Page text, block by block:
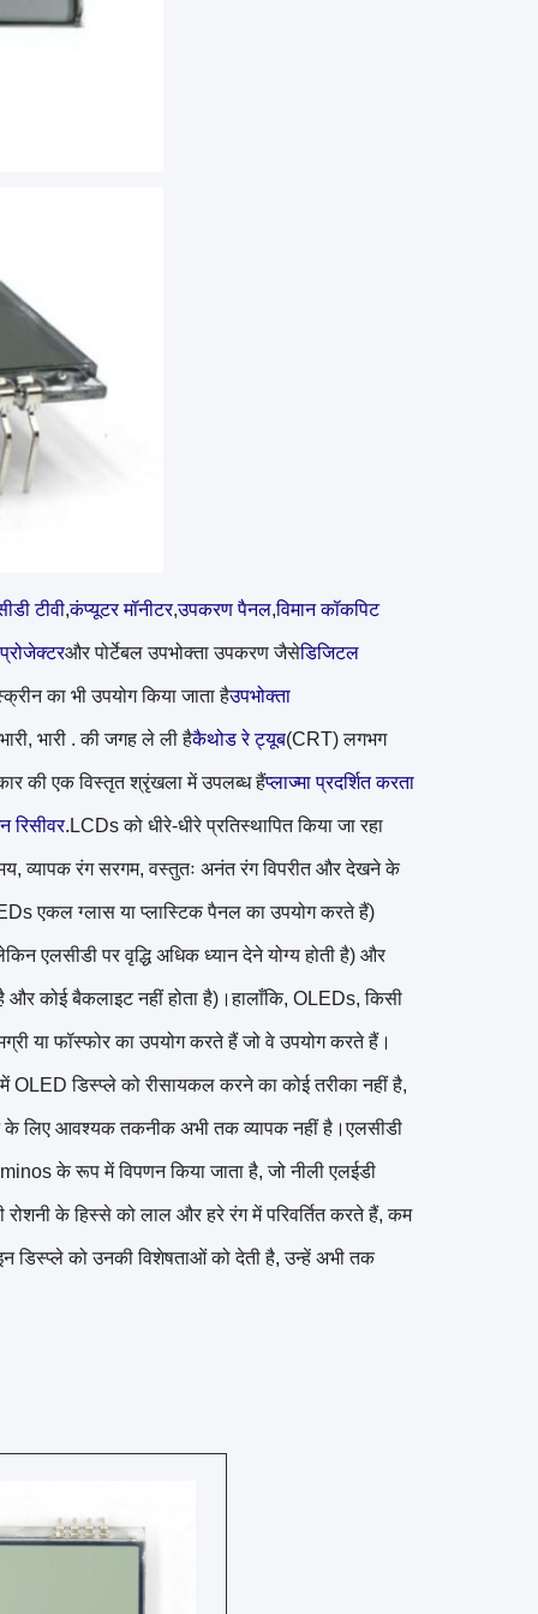
टीवी,कंप्यूटर मॉनीटर,उपकरण पैनल,विमान कॉकपिट
और पोर्टेबल उपभोक्ता उपकरण जैसेडिजिटल
का भी उपयोग किया जाता हैउपभोक्ता
भारी . की जगह ले ली हैकैथोड रे ट्यूब(CRT) लगभग
की एक विस्तृत श्रृंखला में उपलब्ध हैंप्लाज्मा प्रदर्शित करता
रिसीवर.LCDs को धीरे-धीरे प्रतिस्थापित किया जा रहा
व्यापक रंग सरगम, वस्तुतः अनंत रंग विपरीत और देखने के
एकल ग्लास या प्लास्टिक पैनल का उपयोग करते हैं)
एलसीडी पर वृद्धि अधिक ध्यान देने योग्य होती है) और
कोई बैकलाइट नहीं होता है)।हालाँकि, OLEDs, किसी
या फॉस्फोर का उपयोग करते हैं जो वे उपयोग करते हैं।
डिस्प्ले को रीसायकल करने का कोई तरीका नहीं है,
के लिए आवश्यक तकनीक अभी तक व्यापक नहीं है।एलसीडी
के रूप में विपणन किया जाता है, जो नीली एलईडी
के हिस्से को लाल और हरे रंग में परिवर्तित करते हैं, कम
डिस्प्ले को उनकी विशेषताओं को देती है, उन्हें अभी तक